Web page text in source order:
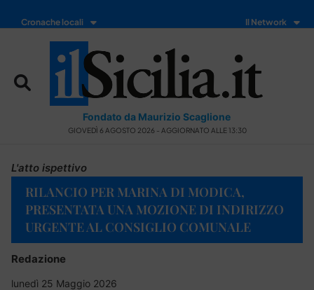
Cronache locali Il Network
Fondato da Maurizio Scaglione
GIOVEDÌ 6 AGOSTO 2026 - AGGIORNATO ALLE 13:30
L'atto ispettivo
RILANCIO PER MARINA DI MODICA,
PRESENTATA UNA MOZIONE DI INDIRIZZO
URGENTE AL CONSIGLIO COMUNALE
Redazione
lunedì 25 Maggio 2026